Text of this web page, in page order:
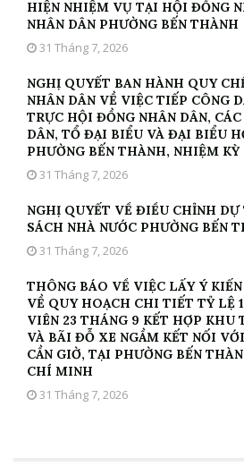
HIỆN NHIỆM VỤ TẠI HỘI ĐỒNG
NHÂN DÂN PHƯỜNG BẾN THÀNH
31 Tháng 7, 2026
NGHỊ QUYẾT BAN HÀNH QUY
NHÂN DÂN VỀ VIỆC TIẾP CÔNG
TRỰC HỘI ĐỒNG NHÂN DÂN,
DÂN, TỔ ĐẠI BIỂU VÀ ĐẠI BIỂU
PHƯỜNG BẾN THÀNH, NHIỆM KỲ
31 Tháng 7, 2026
NGHỊ QUYẾT VỀ ĐIỀU CHỈNH
SÁCH NHÀ NƯỚC PHƯỜNG BẾN
31 Tháng 7, 2026
THÔNG BÁO VỀ VIỆC LẤY Ý
VỀ QUY HOẠCH CHI TIẾT TỶ LỆ
VIÊN 23 THÁNG 9 KẾT HỢP KHU
VÀ BÃI ĐỖ XE NGẦM KẾT NỐI
CẦN GIỜ, TẠI PHƯỜNG BẾN
CHÍ MINH
31 Tháng 7, 2026